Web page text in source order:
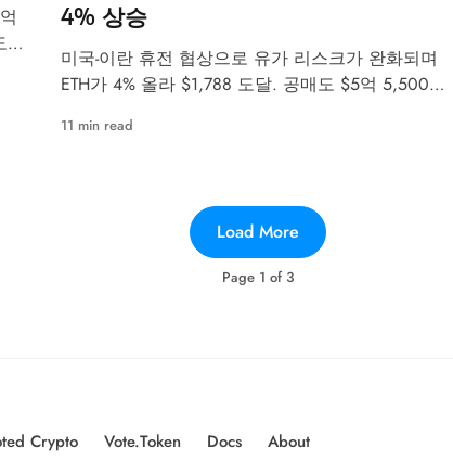
하
4% 상승
미국-이란 휴전 협상으로 유가 리스크가 완화되며
ETH가 4% 올라 $1,788 도달. 공매도 $5억 5,500만
11 min read
Page 1 of 3
Load More
Crypto Vote.Token Docs About